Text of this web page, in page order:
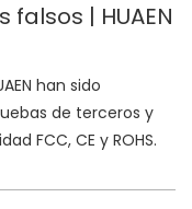
| HUAEN
han sido
de terceros y
FCC, CE y ROHS.